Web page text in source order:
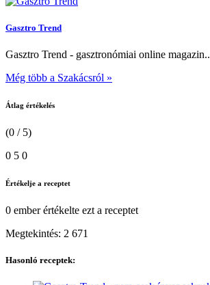
Gasztro Trend
Gasztro Trend - gasztronómiai online magazin..
Még több a Szakácsról »
Átlag értékelés
(0 / 5)
0 5 0
Értékelje a receptet
0 emberértékelte ezt a receptet
Megtekintés: 2 671
Hasonló receptek: